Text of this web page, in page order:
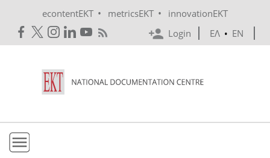
econtentEKT • metricsEKT •
innovationEKT
Login
ΕΛ • EN